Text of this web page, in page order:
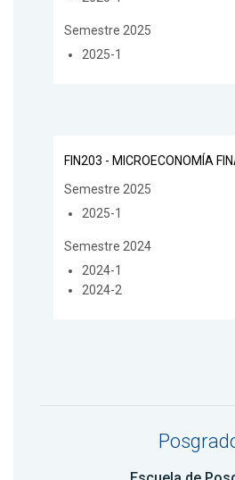
Semestre 2025
2025-1
FIN203 - MICROECONOMÍA
Semestre 2025
2025-1
Semestre 2024
2024-1
2024-2